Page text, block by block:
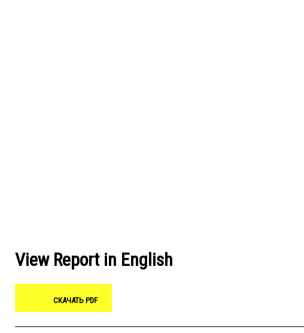
View Report in English
СКАЧАТЬ PDF